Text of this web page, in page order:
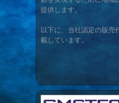
提供します。
以下に、当社認定の販売
載しています。